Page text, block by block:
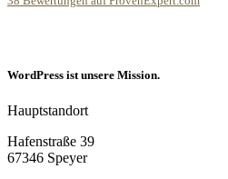
WordPress ist unsere Mission.
Hauptstandort
Hafenstraße 39
67346 Speyer